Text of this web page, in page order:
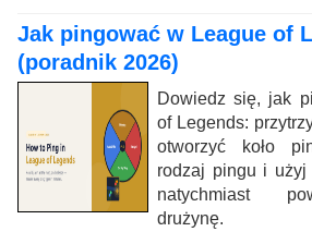
Jak pingować w League of
(poradnik 2026)
Dowiedz się, jak
of Legends:
otworzyć koło
rodzaj pingu i użyj
natychmiast
drużynę.